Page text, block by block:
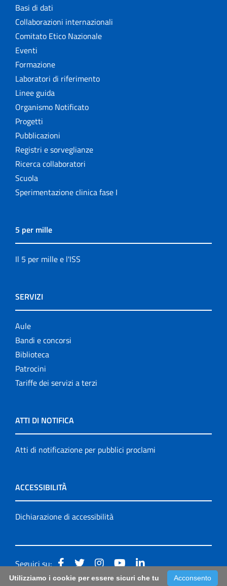
Basi di dati
Collaborazioni internazionali
Comitato Etico Nazionale
Eventi
Formazione
Laboratori di riferimento
Linee guida
Organismo Notificato
Progetti
Pubblicazioni
Registri e sorveglianze
Ricerca collaboratori
Scuola
Sperimentazione clinica fase I
5 per mille
Il 5 per mille e l'ISS
SERVIZI
Aule
Bandi e concorsi
Biblioteca
Patrocini
Tariffe dei servizi a terzi
ATTI DI NOTIFICA
Atti di notificazione per pubblici proclami
ACCESSIBILITÀ
Dichiarazione di accessibilità
Seguici su:
Acconsento
Utilizziamo i cookie per essere sicuri che tu